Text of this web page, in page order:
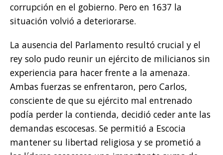
corrupción en el gobierno. Pero en 1637 la
situación volvió a deteriorarse.
La ausencia del Parlamento resultó crucial y el
rey solo pudo reunir un ejército de milicianos sin
experiencia para hacer frente a la amenaza.
Ambas fuerzas se enfrentaron, pero Carlos,
consciente de que su ejército mal entrenado
podía perder la contienda, decidió ceder ante las
demandas escocesas. Se permitió a Escocia
mantener su libertad religiosa y se prometió a